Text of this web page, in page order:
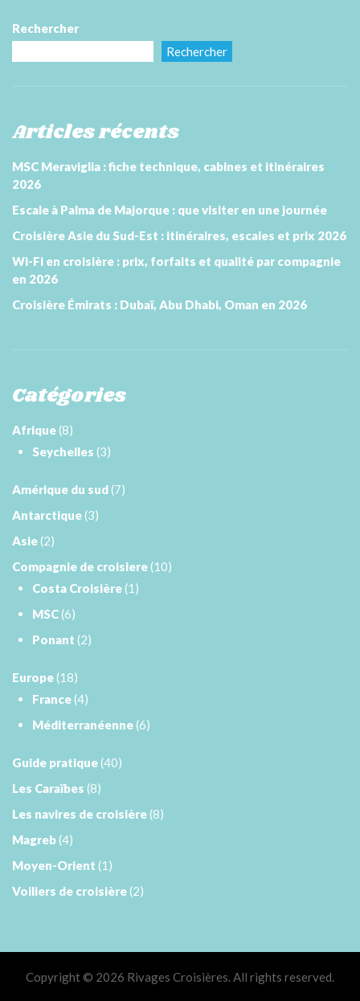
Rechercher
Rechercher
Articles récents
MSC Meraviglia : fiche technique, cabines et itinéraires
2026
Escale à Palma de Majorque : que visiter en une journée
Croisière Asie du Sud-Est : itinéraires, escales et prix 2026
Wi-Fi en croisière : prix, forfaits et qualité par compagnie
en 2026
Croisière Émirats : Dubaï, Abu Dhabi, Oman en 2026
Catégories
Afrique(8)
Seychelles (3)
Amérique du sud(7)
Antarctique(3)
Asie(2)
Compagnie de croisiere(10)
Costa Croisière(1)
MSC(6)
Ponant (2)
Europe(18)
France(4)
Méditerranéenne(6)
Guide pratique(40)
Les Caraïbes (8)
Les navires de croisière(8)
Magreb(4)
Moyen-Orient (1)
Voiliers de croisière(2)
Copyright © 2026 Rivages Croisières. All rights reserved.